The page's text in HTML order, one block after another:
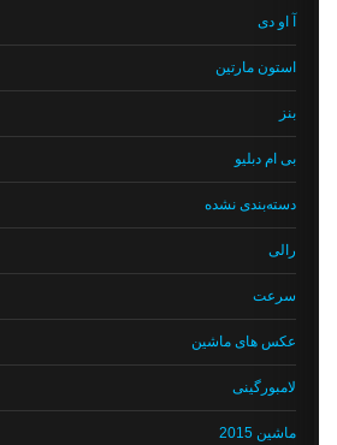
آ او دی
استون مارتین
بی ام دبلیو
دسته‌بندی نشده
رالی
سرعت
عکس های ماشین
لامبورگینی
ماشین 2015